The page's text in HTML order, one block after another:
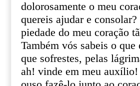
dolorosamente o meu
quereis ajudar e
piedade do meu coração
Também vós sabeis o
que sofrestes, pelas
ah! vinde em meu